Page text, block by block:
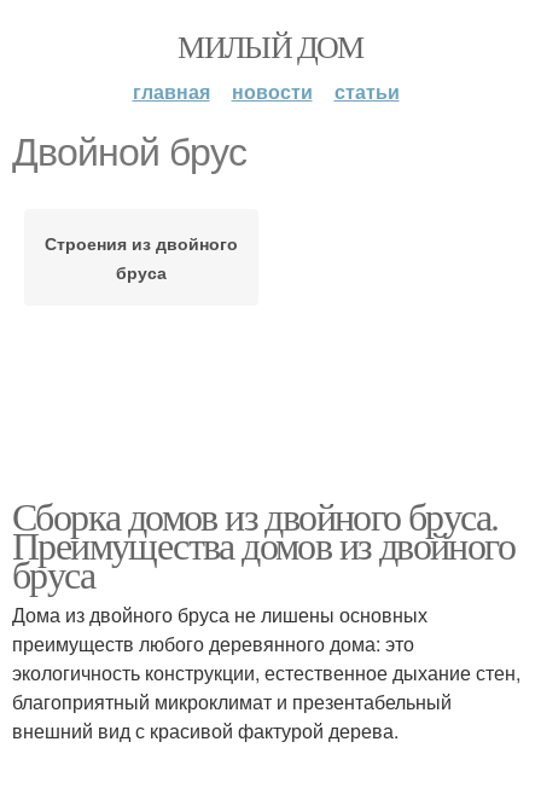
МИЛЫЙ ДОМ
главная новости статьи
Двойной брус
Строения из двойного
бруса
Сборка домов из двойного бруса.
Преимущества домов из двойного
бруса
Дома из двойного бруса не лишены основных
преимуществ любого деревянного дома: это
экологичность конструкции, естественное дыхание стен,
благоприятный микроклимат и презентабельный
внешний вид с красивой фактурой дерева.